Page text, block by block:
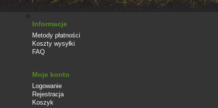
Informacje
Metody płatności
Koszty wysyłki
FAQ
Moje konto
Logowanie
Rejestracja
Koszyk